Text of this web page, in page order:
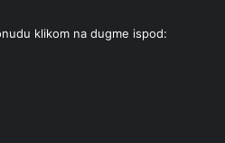
klikom na dugme ispod: